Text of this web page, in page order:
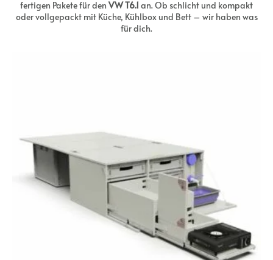
fertigen Pakete für den VW T6.1 an. Ob schlicht und kompakt
oder vollgepackt mit Küche, Kühlbox und Bett – wir haben was
für dich.